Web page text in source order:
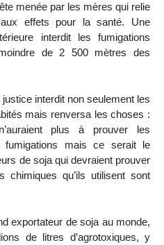
menée par les mères qui relie
aux effets pour la santé. Une
interdit les fumigations
de 2 500 mètres des
interdit non seulement les
mais renversa les choses :
plus à prouver les
mais ce serait le
de soja qui devraient prouver
chimiques qu’ils utilisent sont
exportateur de soja au monde,
de litres d’agrotoxiques, y